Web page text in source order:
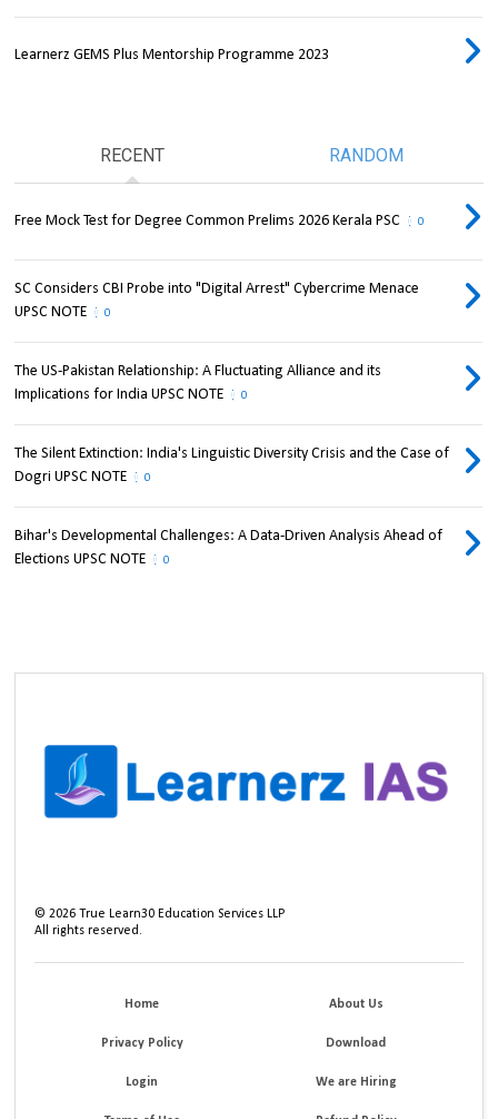
Learnerz GEMS Plus Mentorship Programme 2023
RECENT RANDOM
Free Mock Test for Degree Common Prelims 2026 Kerala PSC 0
SC Considers CBI Probe into "Digital Arrest" Cybercrime Menace
UPSC NOTE
0
The US-Pakistan Relationship: A Fluctuating Alliance and its
Implications for India UPSC NOTE
0
The Silent Extinction: India's Linguistic Diversity Crisis and the Case of
Dogri UPSC NOTE
0
Bihar's Developmental Challenges: A Data-Driven Analysis Ahead of
Elections UPSC NOTE
0
©2026 True Learn30 Education Services LLP
All rights reserved.
Home About Us
Privacy Policy Download
Login We are Hiring